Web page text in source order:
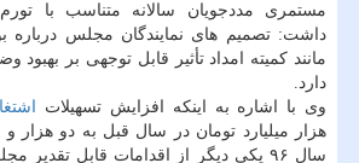
مستمری مددجویان سالانه متناسب با تورم
داشت: تصمیم های نمایندگان مجلس درباره
مانند كمیته امداد تأثیر قابل توجهی بر بهبود
دارد.
وی با اشاره به اینكه افزایش تسهیلات
سال ۹۶ یكی دیگر از اقدامات قابل